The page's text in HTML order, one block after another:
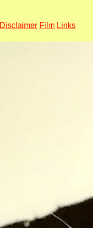
Disclaimer Film Links